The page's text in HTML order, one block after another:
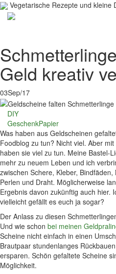
Vegetarische Rezepte und kleine
Geld kreativ
03Sep/17
DIY
GeschenkPapier
Was haben aus Geldscheinen
Foodblog zu tun? Nicht viel. Aber
haben sie viel zu tun. Meine Bastel-
mehr zu neuem Leben und ich
zwischen Schere, Kleber,
Perlen und Draht. Möglicherweise
Ergebnis davon zukünftig auch hier.
vielleicht gefällt es euch ja sogar?
Der Anlass zu diesen
Und wie schon bei meinen
Scheine nicht einfach in einen
Brautpaar stundenlanges
ersparen. Schön gefaltete Scheine
Möglichkeit.